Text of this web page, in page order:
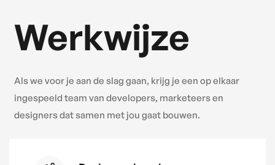
Werkwijze
Als we voor je aan de slag gaan, krijg je een op elkaar
ingespeeld team van developers, marketeers en
designers dat samen met jou gaat bouwen.